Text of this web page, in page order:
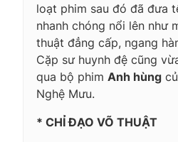
loạt phim sau đó đã đưa
nhanh chóng nổi lên như
thuật đẳng cấp, ngang
Cặp sư huynh đệ cũng
qua bộ phim Anh hùng
Nghệ Mưu.
* CHỈ ĐẠO VÕ THUẬT